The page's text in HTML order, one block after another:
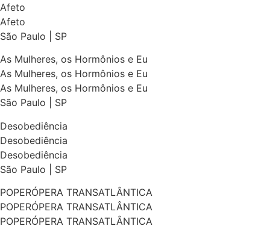
Afeto
Afeto
São Paulo | SP
As Mulheres, os Hormônios e Eu
As Mulheres, os Hormônios e Eu
As Mulheres, os Hormônios e Eu
São Paulo | SP
Desobediência
Desobediência
Desobediência
São Paulo | SP
POPERÓPERA TRANSATLÂNTICA
POPERÓPERA TRANSATLÂNTICA
POPERÓPERA TRANSATLÂNTICA